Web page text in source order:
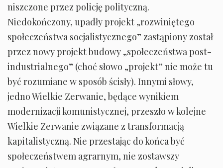
niszczone przez policję polityczną.
Niedokończony, upadły projekt „rozwiniętego
społeczeństwa socjalistycznego” zastąpiony został
przez nowy projekt budowy „społeczeństwa post-
industrialnego” (choć słowo „projekt” nie może tu
być rozumiane w sposób ścisły). Innymi słowy,
jedno Wielkie Zerwanie, będące wynikiem
modernizacji komunistycznej, przeszło w kolejne
Wielkie Zerwanie związane z transformacją
kapitalistyczną. Nie przestając do końca być
społeczeństwem agrarnym, nie zostawszy